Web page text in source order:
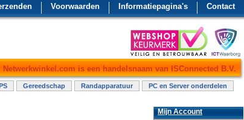
Contact
Informatiepagina's
Voorwaarden
Netwerkwinkel.com is een handelsnaam van ISConnected B.V.
Gereedschap Randapparatuur
PC en Server onderdelen
Mijn Account